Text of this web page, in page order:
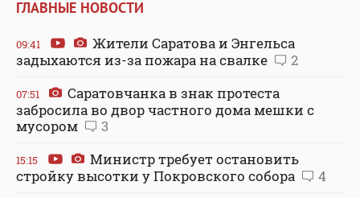
ГЛАВНЫЕ НОВОСТИ
09:41
Жители Саратова и Энгельса
задыхаются из-за пожара на свалке
2
07:51
Саратовчанка в знак протеста
забросила во двор частного дома мешки с
мусором
3
15:15
Министр требует остановить
стройку высотки у Покровского собора
4